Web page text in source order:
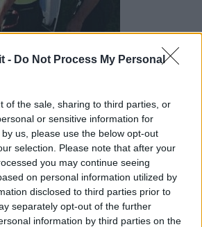
- Do Not Process My Personal
of the sale, sharing to third parties, or
or sensitive information for
us, please use the below opt-out
selection. Please note that after your
you may continue seeing
on personal information utilized by
disclosed to third parties prior to
separately opt-out of the further
information by third parties on the
il trasporto in ospedale dell'uomo
dei vigili del fuoco di Cecina è
di domenica a Bibbona per aiutare nei
in una scarpata durante una gara.